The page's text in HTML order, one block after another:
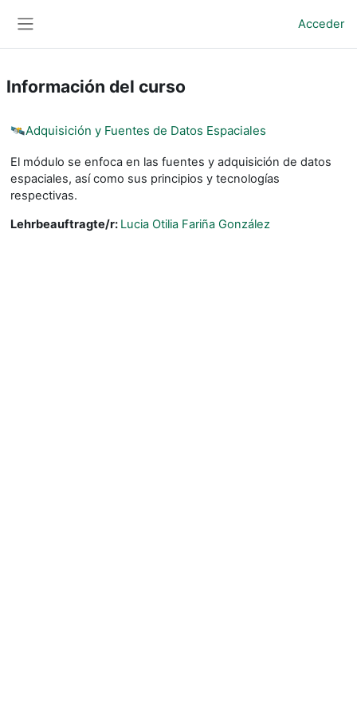
Acceder
Información del curso
🛰️Adquisición y Fuentes de Datos Espaciales
El módulo se enfoca en las fuentes y adquisición de datos
espaciales, así como sus principios y tecnologías
respectivas.
Lehrbeauftragte/r: Lucia Otilia Fariña González